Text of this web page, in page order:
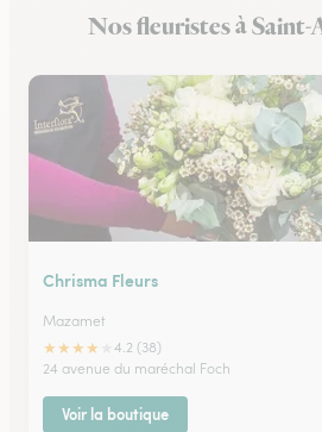
Fleuristes à Murat-sur-Vèbre
Nos fleuristes à Saint-
Chrisma Fleurs
Mazamet
★★★★
4.2 (38)
24 avenue du maréchal Foch
Voir la boutique